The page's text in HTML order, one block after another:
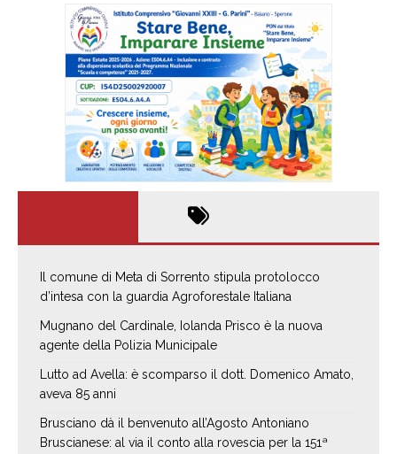
Il comune di Meta di Sorrento stipula protolocco
d’intesa con la guardia Agroforestale Italiana
Mugnano del Cardinale, Iolanda Prisco è la nuova
agente della Polizia Municipale
Lutto ad Avella: è scomparso il dott. Domenico Amato,
aveva 85 anni
Brusciano dà il benvenuto all’Agosto Antoniano
Bruscianese: al via il conto alla rovescia per la 151ª